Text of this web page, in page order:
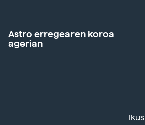
Astro erregearen koroa
agerian